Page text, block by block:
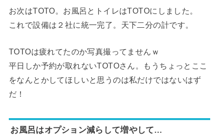
お次はTOTO。お風呂とトイレはTOTOにしました。
これで設備は２社に統一完了。天下二分の計です。
TOTOは疲れてたのか写真撮ってませんｗ
平日しか予約が取れないTOTOさん。もうちょっとここ
をなんとかしてほしいと思うのは私だけではないはず
だ！
お風呂はオプション減らして増やして…